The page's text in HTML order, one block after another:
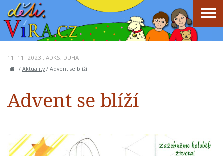
11. 11. 2023 , ADKS, DUHA
/ Aktuality/ Advent se blíží
Advent se blíží